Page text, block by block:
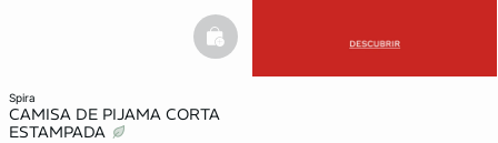
spira
CAMISA DE PIJAMA CORTA
ESTAMPADA
basketfull